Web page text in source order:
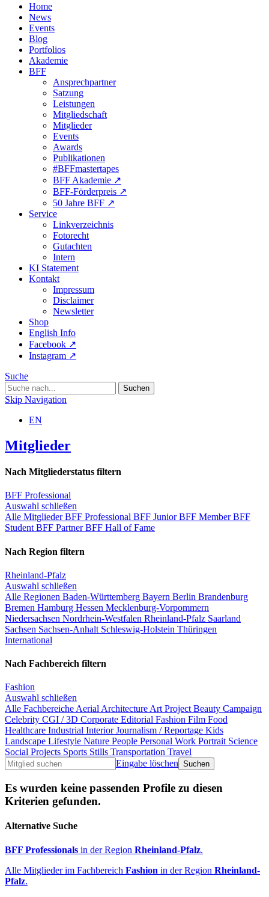
Home
News
Events
Blog
Portfolios
Akademie
BFF
Ansprechpartner
Satzung
Leistungen
Mitgliedschaft
Mitglieder
Events
Awards
Publikationen
#BFFmastertapes
BFF Akademie ↗︎
BFF-Förderpreis ↗︎
50 Jahre BFF ↗︎
Service
Linkverzeichnis
Fotorecht
Gutachten
Intern
KI Statement
Kontakt
Impressum
Disclaimer
Newsletter
Shop
English Info
Facebook ↗︎
Instagram ↗︎
Suche
Skip Navigation
EN
Mitglieder
Nach Mitgliederstatus filtern
BFF Professional
Auswahl schließen
Alle MitgliederBFF Professional BFF JuniorBFF MemberBFF
Student BFF PartnerBFF Hall of Fame
Nach Region filtern
Rheinland-Pfalz
Auswahl schließen
Alle Regionen Baden-Württemberg Bayern Berlin Brandenburg
Bremen Hamburg Hessen Mecklenburg-Vorpommern
Niedersachsen Nordrhein-Westfalen Rheinland-Pfalz Saarland
Sachsen Sachsen-Anhalt Schleswig-Holstein Thüringen
International
Nach Fachbereich filtern
Fashion
Auswahl schließen
Alle Fachbereiche Aerial Architecture Art Project Beauty Campaign
Celebrity CGI / 3D Corporate Editorial Fashion Film Food
Healthcare Industrial InteriorJournalism / Reportage Kids
Landscape Lifestyle Nature People Personal Work Portrait Science
Social Projects Sports Stills Transportation Travel
Eingabe löschen
Es wurden keine passenden Profile zu diesen
Kriterien gefunden.
Alternative Suche
BFF Professionals in der Region Rheinland-Pfalz.
Alle Mitglieder im Fachbereich Fashion in der Region Rheinland-
Pfalz.